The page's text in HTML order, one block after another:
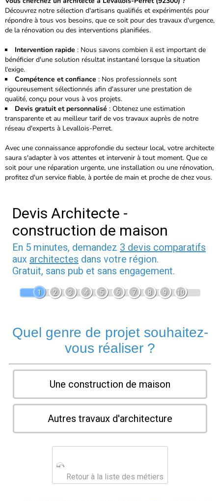
Découvrez notre sélection d'artisans qualifiés et expérimentés pour
répondre à tous vos besoins, que ce soit pour des travaux d'urgence,
de la rénovation ou des interventions planifiées.
Intervention rapide : Nous savons combien il est important de
bénéficier d'une solution résultat instantané lorsque la situation
l'exige.
Compétence et confiance : Nos professionnels sont
rigoureusement sélectionnés afin d'assurer une prestation de
qualité, conçu pour vous à vos projets.
Devis gratuit et personnalisé : Obtenez une estimation
transparente et au meilleur tarif de vos travaux auprès de notre
réseau d'experts à Levallois-Perret.
Avec une connaissance approfondie du secteur local, votre architecte
saura s'adapter à vos attentes et intervenir à tout moment. Que ce
soit pour une réparation urgente, une installation ou une rénovation,
profitez d'un service fiable, à portée de main et proche de chez vous.
Devis Architecte -
construction de maison
En 5 minutes, demandez 3 devis comparatifs
aux architectes dans votre région.
Gratuit, sans pub et sans engagement.
1 2 3 4 5 6 7 8 9 10
Quel genre de projet souhaitez-
vous réaliser ?
Une construction de maison
Autres travaux d'architecture
Retour à la liste des métiers